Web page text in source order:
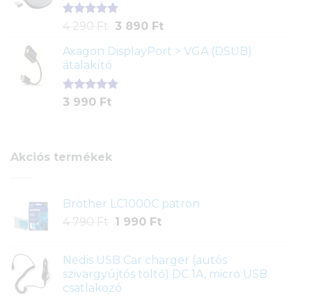
Értékelés
ből,
1
értékelés
alapján
4 290 Ft
Original
was:
290 Ft.
3 890 FtCurrent
is:
Axagon DisplayPort > VGA (DSUB)
átalakító
Értékelés
1
3 990 Ft
Akciós termékek
Brother LC1000C patron
4 790 Ft
Original
4
790 Ft.
1 990 FtCurrent
1
990 Ft.
Nedis USB Car charger (autós
szivargyújtós töltő) DC 1A, micro USB
csatlakozó